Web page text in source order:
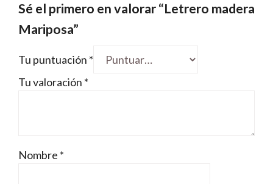
Sé el primero en valorar “Letrero madera
Mariposa”
Tu puntuación *
Tu valoración *
Nombre *